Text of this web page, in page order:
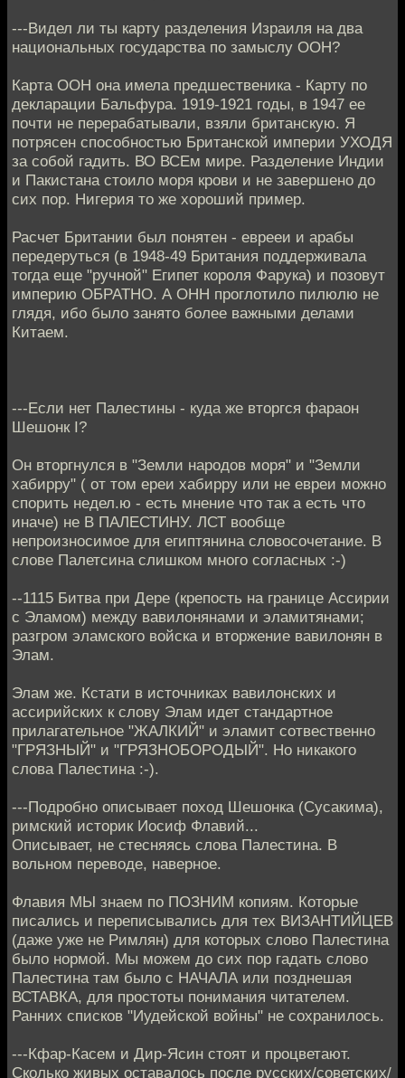
---Видел ли ты карту разделения Израиля на два
национальных государства по замыслу ООН?
Карта ООН она имела предшественика - Карту по
декларации Бальфура. 1919-1921 годы, в 1947 ее
почти не перерабатывали, взяли британскую. Я
потрясен способностью Британской империи УХОДЯ
за собой гадить. ВО ВСЕм мире. Разделение Индии
и Пакистана стоило моря крови и не завершено до
сих пор. Нигерия то же хороший пример.
Расчет Британии был понятен - еврееи и арабы
передеруться (в 1948-49 Британия поддерживала
тогда еще "ручной" Египет короля Фарука) и позовут
империю ОБРАТНО. А ОНН проглотило пилюлю не
глядя, ибо было занято более важными делами
Китаем.
---Если нет Палестины - куда же вторгся фараон
Шешонк I?
Он вторгнулся в "Земли народов моря" и "Земли
хабирру" ( от том ереи хабирру или не евреи можно
спорить недел.ю - есть мнение что так а есть что
иначе) не В ПАЛЕСТИНУ. ЛСТ вообще
непроизносимое для египтянина словосочетание. В
слове Палетсина слишком много согласных :-)
--1115 Битва при Дере (крепость на границе Ассирии
с Эламом) между вавилонянами и эламитянами;
разгром эламского войска и вторжение вавилонян в
Элам.
Элам же. Кстати в источниках вавилонских и
ассирийских к слову Элам идет стандартное
прилагательное "ЖАЛКИЙ" и эламит сотвественно
"ГРЯЗНЫЙ" и "ГРЯЗНОБОРОДЫЙ". Но никакого
слова Палестина :-).
---Подробно описывает поход Шешонка (Сусакима),
римский историк Иосиф Флавий...
Описывает, не стесняясь слова Палестина. В
вольном переводе, наверное.
Флавия МЫ знаем по ПОЗНИМ копиям. Которые
писались и переписывались для тех ВИЗАНТИЙЦЕВ
(даже уже не Римлян) для которых слово Палестина
было нормой. Мы можем до сих пор гадать слово
Палестина там было с НАЧАЛА или позднешая
ВСТАВКА, для простоты понимания читателем.
Ранних списков "Иудейской войны" не сохранилось.
---Кфар-Касем и Дир-Ясин стоят и процветают.
Сколько живых оставалось после русских/советских/